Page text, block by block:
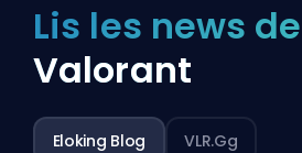
Lis les news de
Valorant
Eloking Blog VLR.gg